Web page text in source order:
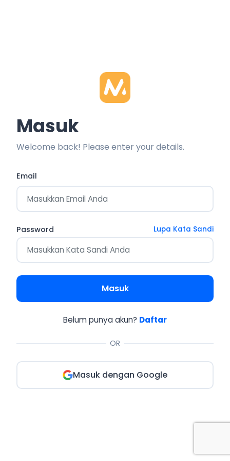
Masuk
Welcome back! Please enter your details.
Email
Password Lupa Kata Sandi
Masuk
Belum punya akun? Daftar
OR
Masuk dengan Google